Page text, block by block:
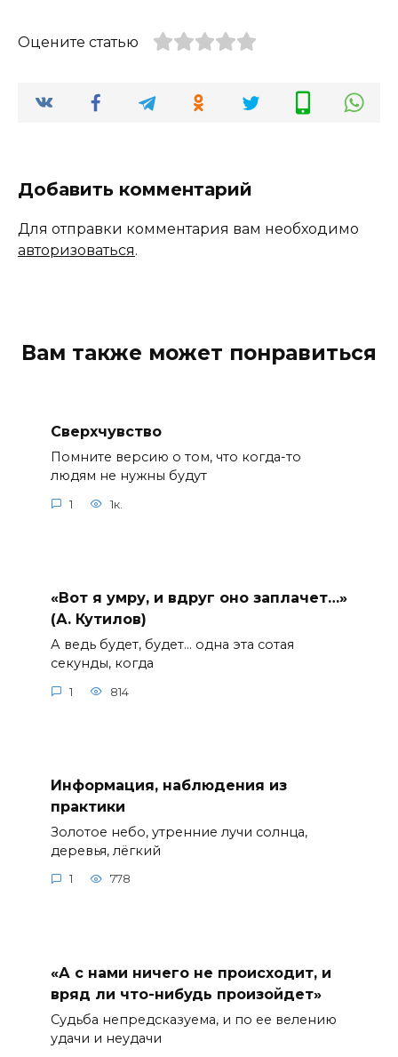
Оцените статью
Добавить комментарий
Для отправки комментария вам необходимо
авторизоваться.
Вам также может понравиться
Сверхчувство
Помните версию о том, что когда-то
людям не нужны будут
1 1к.
«Вот я умру, и вдруг оно заплачет…»
(А. Кутилов)
А ведь будет, будет… одна эта сотая
секунды, когда
1 814
Информация, наблюдения из
практики
Золотое небо, утренние лучи солнца,
деревья, лёгкий
1 778
«А с нами ничего не происходит, и
вряд ли что-нибудь произойдет»
Судьба непредсказуема, и по ее велению
удачи и неудачи